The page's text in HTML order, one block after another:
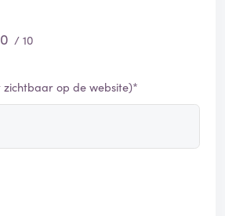
0 / 10
zichtbaar op de website)*